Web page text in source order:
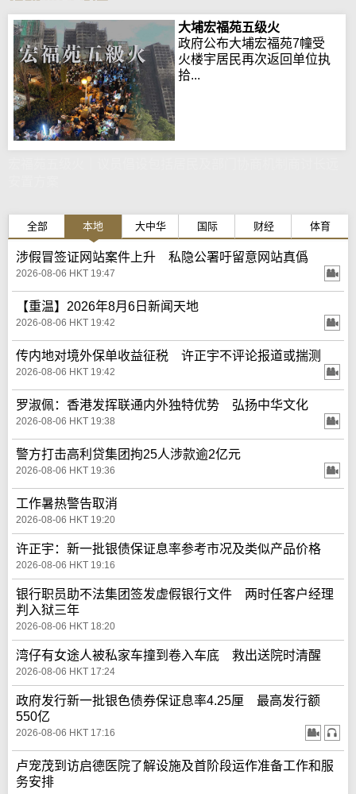
大埔宏福苑五级火
政府公布大埔宏福苑7幢受
火楼宇居民再次返回单位执
拾...
全部 本地 大中华 国际 财经 体育
涉假冒签证网站案件上升 私隐公署吁留意网站真僞
2026-08-06 HKT 19:47
【重温】2026年8月6日新闻天地
2026-08-06 HKT 19:42
传内地对境外保单收益征税 许正宇不评论报道或揣测
2026-08-06 HKT 19:42
罗淑佩：香港发挥联通内外独特优势 弘扬中华文化
2026-08-06 HKT 19:38
警方打击高利贷集团拘25人涉款逾2亿元
2026-08-06 HKT 19:36
工作暑热警告取消
2026-08-06 HKT 19:20
许正宇：新一批银债保证息率参考市况及类似产品价格
2026-08-06 HKT 19:16
银行职员助不法集团签发虚假银行文件 两时任客户经理
判入狱三年
2026-08-06 HKT 18:20
湾仔有女途人被私家车撞到卷入车底 救出送院时清醒
2026-08-06 HKT 17:24
政府发行新一批银色债券保证息率4.25厘 最高发行额
550亿
2026-08-06 HKT 17:16
卢宠茂到访启德医院了解设施及首阶段运作准备工作和服
务安排